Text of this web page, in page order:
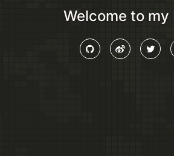
Welcome to my